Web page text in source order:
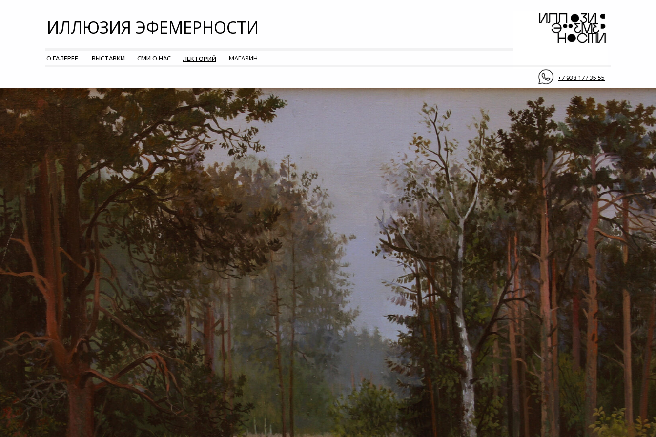
МАГАЗИН
ЛЕКТОРИЙ
СМИ О НАС
ВЫСТАВКИ
О ГАЛЕРЕЕ
ИЛЛЮЗИЯ ЭФЕМЕРНОСТИ
+7 938 177 35 55